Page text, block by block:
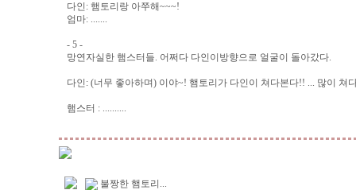
다인: 햄토리랑 아쭈해~~~!
엄마: .......
- 5 -
망연자실한 햄스터들. 어쩌다 다인이방향으로 얼굴이 돌아갔다.
다인: (너무 좋아하며) 이야~! 햄토리가 다인이 쳐다본다!! ... 많이
햄스터 : ..........
불짱한 햄토리...